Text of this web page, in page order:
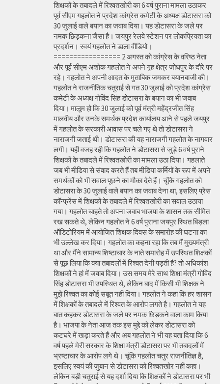
शिक्षकों के तबादले में रिश्वतखोरी का 6 वर्ष पुराना मामला उठाकर
पूर्व सीएम गहलोत ने प्रदेश कांग्रेस कमेटी के अध्यक्ष डोटासरा को
30 जुलाई वाले बयान का जवाब दिया। यह डोटासरा के जले पर
नमक छिड़कना जैसा है। जयपुर रेलवे स्टेशन पर लोकप्रियता का
प्रदर्शन। स्वयं गहलोत ने डाला वीडियो।
================= 2 अगस्त को कांग्रेस के वरिष्ठ नेता
और पूर्व सीएम अशोक गहलोत ने अपने गृह क्षेत्र जोधपुर के दौरे पर
रहे। गहलोत ने अपनी आदत के मुताबिक जमकर बयानबाजी की।
गहलोत ने राजनीतिक चतुराई से गत 30 जुलाई को प्रदेश कांग्रेस
कमेटी के अध्यक्ष गोविंद सिंह डोटासरा के बयान का भी जवाब
दिया। मालूम हो कि 30 जुलाई को पूर्व मंत्री महेंद्रजीत सिंह
मालवीय और उनके समर्थक प्रदेश कार्यालय आने से पहले जयपुर
में गहलोत के सरकारी आवास पर चले गए थे तो डोटासरा ने
नाराजगी जताई थी। डोटासरा की यह नाराजगी गहलोत के नागवार
लगी। यही वजह रही कि गहलोत ने डोटासरा से जुड़े 6 वर्ष पुराने
शिक्षकों के तबादले में रिश्वतखोरी का मामला उठा दिया। गहलाते
जब भी मीडिया से संवाद करते हैं तब मीडिया कर्मियों के रूप में अपने
समर्थकों को भी सवाल पूछने का मौका देते हैं। चूंकि गहलोत को
डोटासरा के 30 जुलाई वाले बयान का जवाब देना था, इसलिए प्रेस
कॉन्फ्रेंस में शिक्षकों के तबादले में रिश्वतखोरी का सवाल उठाया
गया। गहलोत चाहते तो अपना जवाब भाजपा के शासन तक सीमित
रख सकते थे, लेकिन गहलोत ने 6 वर्ष पुराना जयपुर स्थित बिड़ला
ऑडिटोरियम में आयोजित शिक्षक दिवस के समारोह की घटना का
भी उल्लेख कर दिया। गहलोत का कहना रहा कि तब मैं मुख्यमंत्री
था और मैंने सामान्य शिष्टाचार के नाते समारोह में उपस्थित शिक्षकों
से पूछ लिया कि क्या तबादलों में रिश्वत देनी पड़ती है? तो अधिकांश
शिक्षकों ने हां में जवाब दिया। उस समय मेरे साथ शिक्षा मंत्री गोविंद
सिंह डोटासरा भी उपस्थित थे, लेकिन बाद में किसी भी शिक्षक ने
मुझे रिश्वत का कोई सबूत नहीं दिया। गहलोत ने कहा कि हर शासन
में शिक्षकों के तबादले में रिश्वत के आरोप लगते है। गहलोत ने यह
बात कहकर डोटासरा के जले पर नमक छिड़कने वाला काम किया
है। भाजपा के नेता आज तक इस मुद्दे को लेकर डोटासरा को
कटघरे में खड़ा करते हैं और अब गहलोत ने भी यह बता दिया कि 6
वर्ष पहले मेरी सरकार के शिक्षा मंत्री डोटासरा पर भी तबादलों में
भ्रष्टाचार के आरोप लगे थे। चूंकि गहलोत चतुर राजनीतिज्ञ है,
इसलिए स्वयं की जुबान से डोटासरा को रिश्वतखोर नहीं कहा।
लेकिन बड़ी चतुराई से यह दर्शा दिया कि शिक्षकों ने डोटासरा पर भी